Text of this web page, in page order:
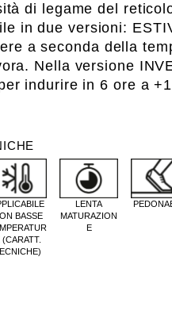
di legame del
in due versioni:
a seconda della
Nella versione
indurire in 6 ore a
BASSE
(CARATT.
LENTA
MATURAZION
E